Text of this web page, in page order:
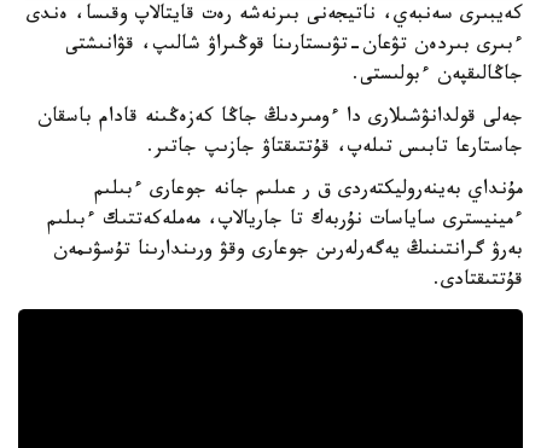
كەيبىرى سەنبەي، ناتيجەنى بىرنەشە رەت قايتالاپ وقىسا، ەندى
ءبىرى بىردەن تۋعان-تۋىستارىنا قوڭىراۋ شالىپ، قۋانىشتى
جاڭالىقپەن ءبولىستى.
جەلى قولدانۋشىلارى دا ءومىردىڭ جاڭا كەزەڭىنە قادام باسقان
جاستارعا تابىس تىلەپ، قۇتتىقتاۋ جازىپ جاتىر.
مۇنداي بەينەروليكتەردى ق ر عىلىم جانە جوعارى ءبىلىم
ءمينيسترى ساياسات نۇربەك تا جاريالاپ، مەملەكەتتىك ءبىلىم
بەرۋ گرانتىنىڭ يەگەرلەرىن جوعارى وقۋ ورىندارىنا تۇسۋىمەن
قۇتتىقتادى.